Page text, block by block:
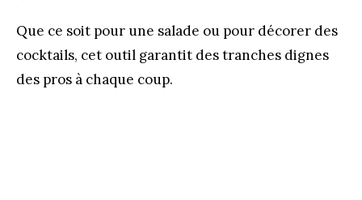
Que ce soit pour une salade ou pour décorer des
cocktails, cet outil garantit des tranches dignes
des pros à chaque coup.